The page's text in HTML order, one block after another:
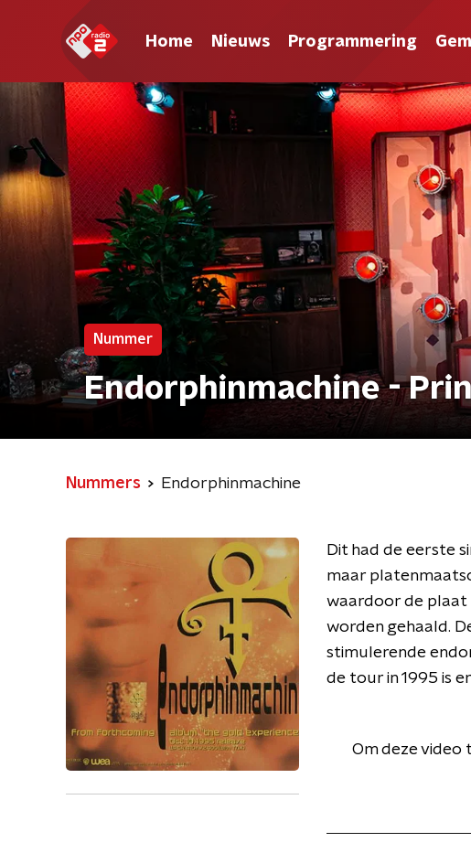
Home Nieuws Programmering
Nummer
Endorphinmachine -
Nummers Endorphinmachine
Dit had de eerste
maar
waardoor de plaat
worden gehaald.
stimulerende
de tour in 1995 is
Om deze video